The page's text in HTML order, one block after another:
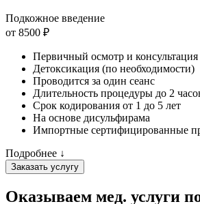
Подкожное введение
от 8500 ₽
Первичный осмотр и консультация
Детоксикация (по необходимости)
Проводится за один сеанс
Длительность процедуры до 2
Срок кодирования от 1 до 5 лет
На основе дисульфирама
Импортные сертифицированные
Подробнее ↓
Заказать услугу
Оказываем мед. услуги